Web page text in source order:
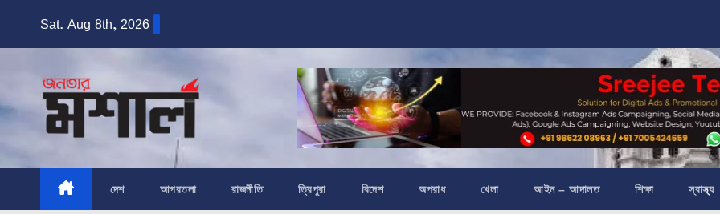
Sat. Aug 8th, 2026
দেশ আগরতলা রাজনীতি ত্রিপুরা বিদেশ অপরাধ খেলা আইন – আদালত শিক্ষা স্বাস্থ্য